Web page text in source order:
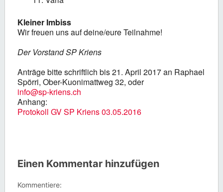
Kleiner Imbiss
Wir freuen uns auf deine/eure Teilnahme!
Der Vorstand SP Kriens
Anträge bitte schriftlich bis 21. April 2017 an Raphael
Spörri, Ober-Kuonimattweg 32, oder
info@sp-kriens.ch
Anhang:
Protokoll GV SP Kriens 03.05.2016
Einen Kommentar hinzufügen
Kommentiere: